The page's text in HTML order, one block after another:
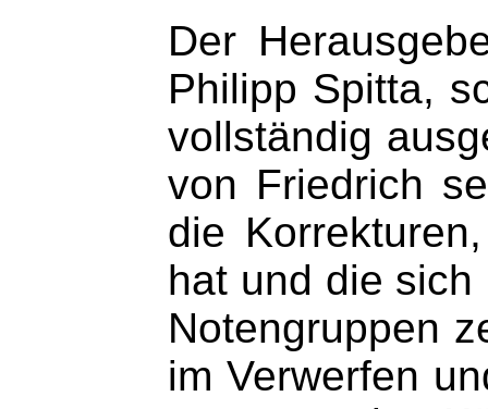
Der
Philipp Spitta,
vollständig
von Friedrich
die
hat und die
Notengruppen
im Verwerfen